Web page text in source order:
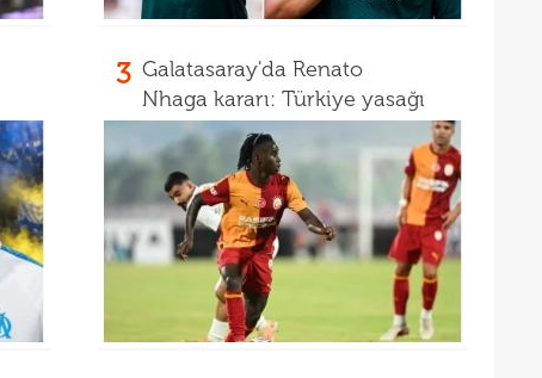
3 Galatasaray'da Renato
Nhaga kararı: Türkiye yasağı